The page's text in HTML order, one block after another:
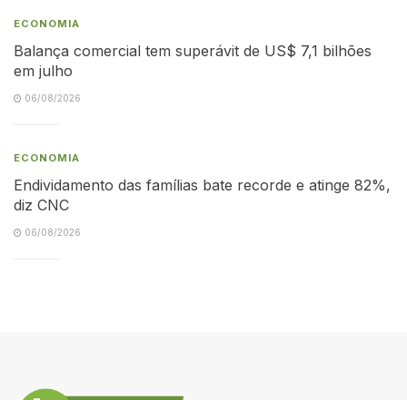
ECONOMIA
Balança comercial tem superávit de US$ 7,1 bilhões
em julho
06/08/2026
ECONOMIA
Endividamento das famílias bate recorde e atinge 82%,
diz CNC
06/08/2026